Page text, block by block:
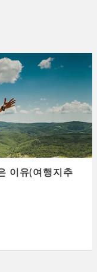
이유(여행지추